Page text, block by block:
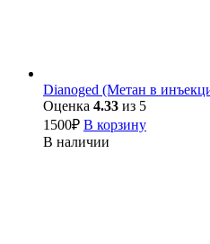
Dianoged (Метан в
Оценка 4.33 из 5
1500₽ В корзину
В наличии